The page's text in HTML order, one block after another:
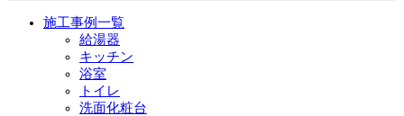
施工事例一覧
給湯器
キッチン
浴室
トイレ
洗面化粧台